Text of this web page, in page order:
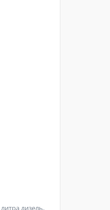
дизель,